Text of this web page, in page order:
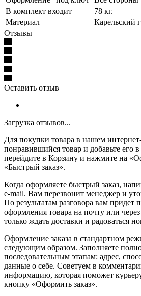
В комплект входит
78 кг.
Материал
Карельский
Отзывы
Оставить отзыв
Загрузка отзывов...
Для покупки товара в нашем
понравившийся товар и добавьте его
перейдите в Корзину и нажмите на
«Быстрый заказ».
Когда оформляете быстрый заказ,
e-mail. Вам перезвонит менеджер и
По результатам разговора вам придет
оформления товара на почту или
только ждать доставки и радоваться
Оформление заказа в стандартном
следующим образом. Заполняете
последовательным этапам: адрес,
данные о себе. Советуем в
информацию, которая поможет
кнопку «Оформить заказ».